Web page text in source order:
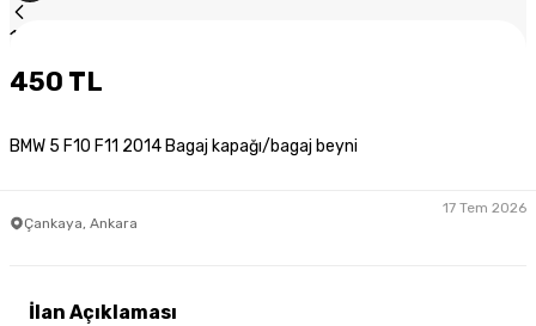
1
450 TL
BMW 5 F10 F11 2014 Bagaj kapağı/bagaj beyni
Çankaya, Ankara
17 Tem 2026
İlan Açıklaması